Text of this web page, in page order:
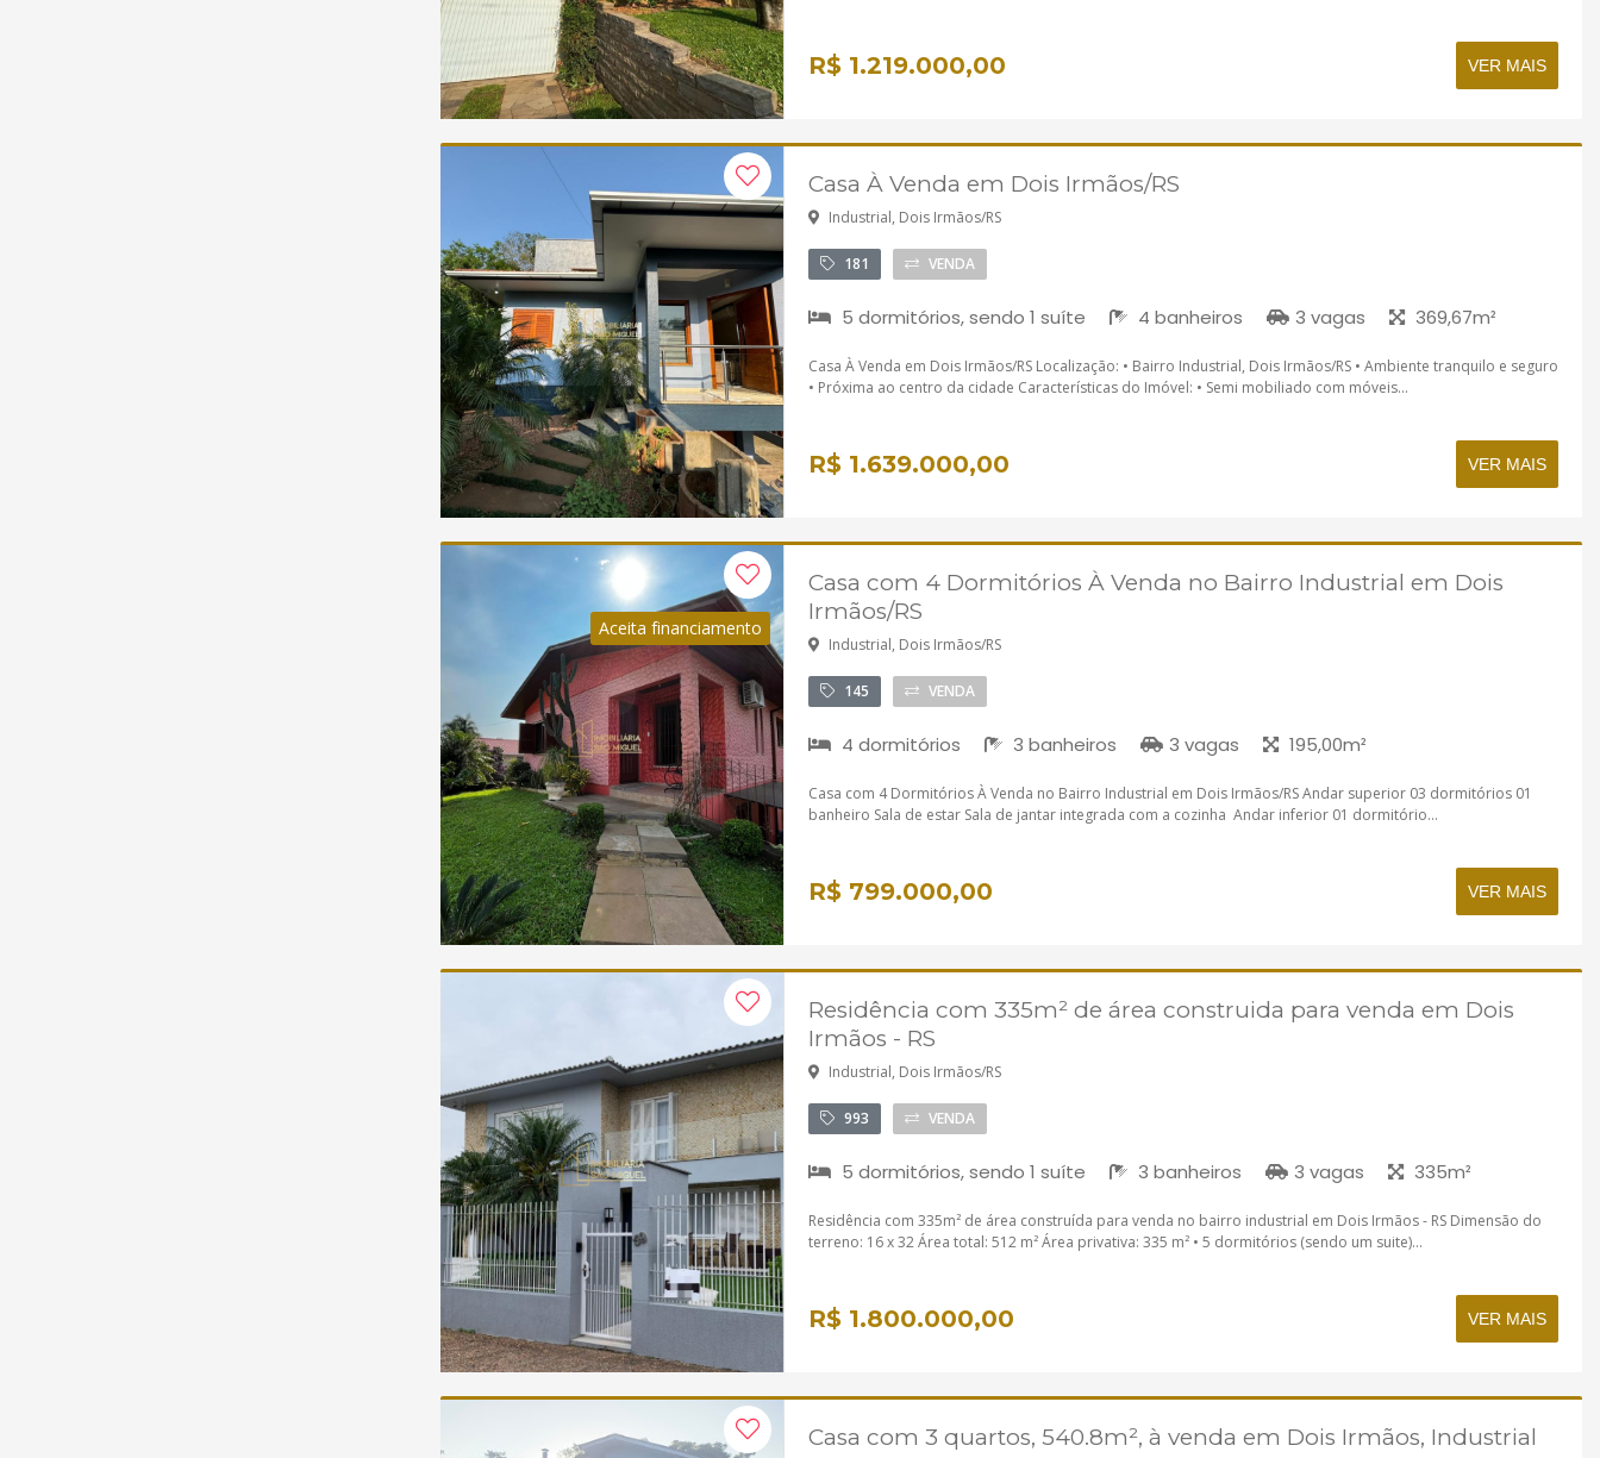
R$ 1.219.000,00 VER MAIS
Casa À Venda em Dois Irmãos/RS
Industrial, Dois Irmãos/RS
181 VENDA
5 dormitórios, sendo 1 suíte 4 banheiros 3 vagas 369,67m²
Casa À Venda em Dois Irmãos/RS Localização: • Bairro Industrial, Dois Irmãos/RS • Ambiente tranquilo e seguro
• Próxima ao centro da cidade Características do Imóvel: • Semi mobiliado com móveis...
R$ 1.639.000,00 VER MAIS
Aceita financiamento
Casa com 4 Dormitórios À Venda no Bairro Industrial em Dois
Irmãos/RS
Industrial, Dois Irmãos/RS
145 VENDA
4 dormitórios 3 banheiros 3 vagas 195,00m²
Casa com 4 Dormitórios À Venda no Bairro Industrial em Dois Irmãos/RS Andar superior 03 dormitórios 01
banheiro Sala de estar Sala de jantar integrada com a cozinha Andar inferior 01 dormitório...
R$ 799.000,00 VER MAIS
Residência com 335m² de área construida para venda em Dois
Irmãos - RS
Industrial, Dois Irmãos/RS
993 VENDA
5 dormitórios, sendo 1 suíte 3 banheiros 3 vagas 335m²
Residência com 335m² de área construída para venda no bairro industrial em Dois Irmãos - RS Dimensão do
terreno: 16 x 32 Área total: 512 m² Área privativa: 335 m² • 5 dormitórios (sendo um suite)...
R$ 1.800.000,00 VER MAIS
Casa com 3 quartos, 540.8m², à venda em Dois Irmãos, Industrial